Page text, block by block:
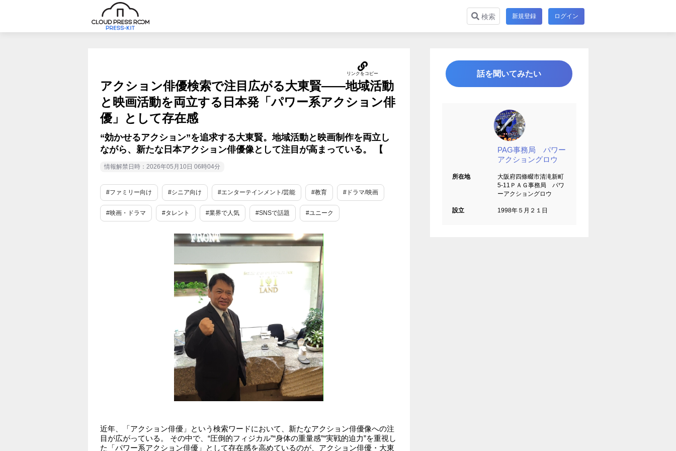
検索 新規登録 ログイン
アクション俳優検索で注目広がる大東賢――地域活動
と映画活動を両立する日本発「パワー系アクション俳
優」として存在感
“効かせるアクション”を追求する大東賢。地域活動と映画制作を両立し
ながら、新たな日本アクション俳優像として注目が高まっている。 【
情報解禁日時：2026年05月10日 06時04分
#ファミリー向け #シニア向け #エンターテインメント/芸能 #教育 #ドラマ/映画
#映画・ドラマ #タレント #業界で人気 #SNSで話題 #ユニーク
近年、「アクション俳優」という検索ワードにおいて、新たなアクション俳優像への注
目が広がっている。 その中で、“圧倒的フィジカル”“身体の重量感”“実戦的迫力”を重視し
た「パワー系アクション俳優」として存在感を高めているのが、アクション俳優・大東
話を聞いてみたい
PAG事務局 パワー
アクショングロウ
所在地
大阪府四條畷市清滝新町
5-11ＰＡＧ事務局 パワ
ーアクショングロウ
設立 1998年５月２１日